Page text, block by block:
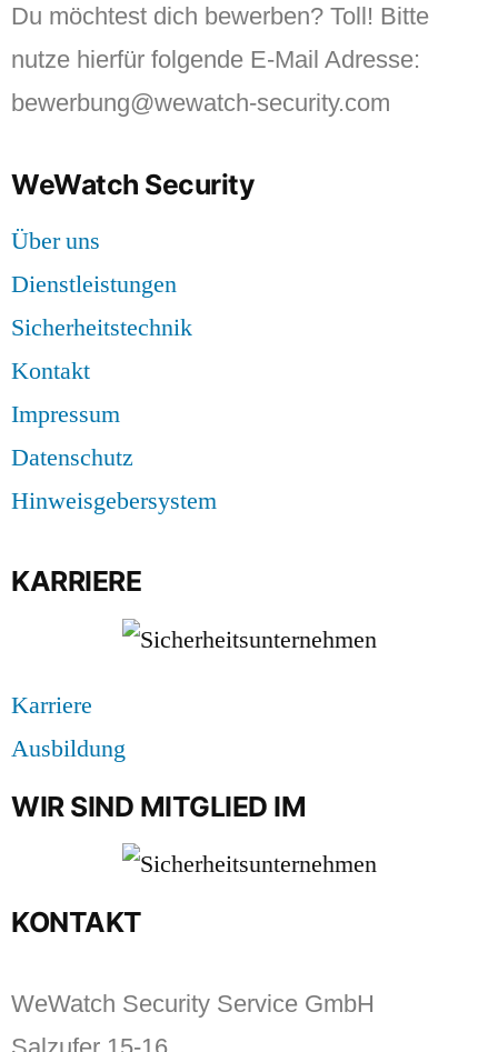
Du möchtest dich bewerben? Toll! Bitte
nutze hierfür folgende E-Mail Adresse:
bewerbung@wewatch-security.com
WeWatch Security
Über uns
Dienstleistungen
Sicherheitstechnik
Kontakt
Impressum
Datenschutz
Hinweisgebersystem
KARRIERE
Karriere
Ausbildung
WIR SIND MITGLIED IM
KONTAKT
WeWatch Security Service GmbH